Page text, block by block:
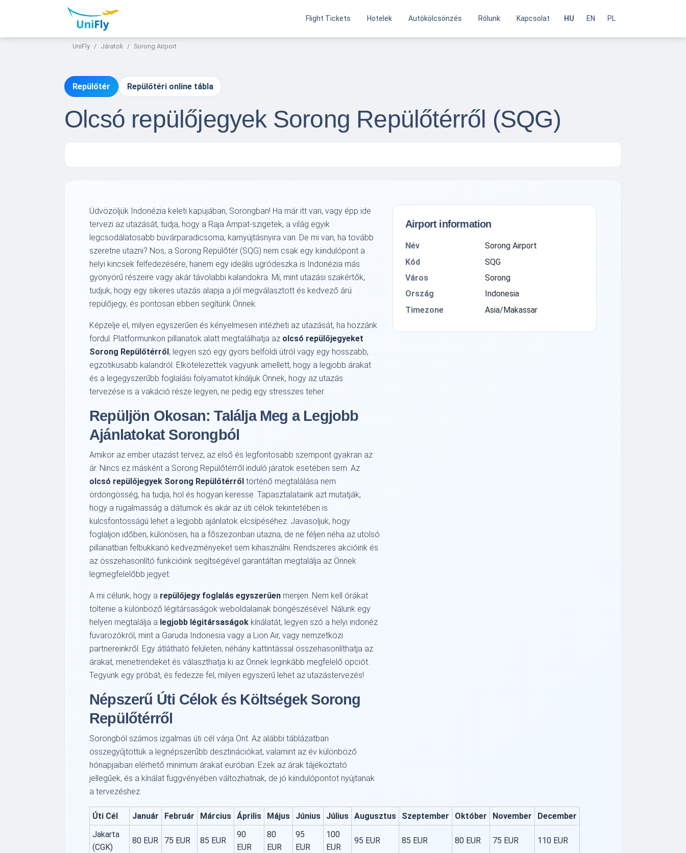
Flight Tickets Hotelek Autókölcsönzés Rólunk Kapcsolat HU EN PL
UniFly Járatok Sorong Airport
Repülőtér Repülőtéri online tábla
Olcsó repülőjegyek Sorong Repülőtérről (SQG)
Üdvözöljük Indonézia keleti kapujában, Sorongban! Ha már itt van, vagy épp ide
tervezi az utazását, tudja, hogy a Raja Ampat-szigetek, a világ egyik
legcsodálatosabb búvárparadicsoma, karnyújtásnyira van. De mi van, ha tovább
szeretne utazni? Nos, a Sorong Repülőtér (SQG) nem csak egy kiindulópont a
helyi kincsek felfedezésére, hanem egy ideális ugródeszka is Indonézia más
gyönyörű részeire vagy akár távolabbi kalandokra. Mi, mint utazási szakértők,
tudjuk, hogy egy sikeres utazás alapja a jól megválasztott és kedvező árú
repülőjegy, és pontosan ebben segítünk Önnek.
Képzelje el, milyen egyszerűen és kényelmesen intézheti az utazását, ha hozzánk
fordul. Platformunkon pillanatok alatt megtalálhatja az olcsó repülőjegyeket
Sorong Repülőtérről , legyen szó egy gyors belföldi útról vagy egy hosszabb,
egzotikusabb kalandról. Elkötelezettek vagyunk amellett, hogy a legjobb árakat
és a legegyszerűbb foglalási folyamatot kínáljuk Önnek, hogy az utazás
tervezése is a vakáció része legyen, ne pedig egy stresszes teher.
Repüljön Okosan: Találja Meg a Legjobb
Ajánlatokat Sorongból
Amikor az ember utazást tervez, az első és legfontosabb szempont gyakran az
ár. Nincs ez másként a Sorong Repülőtérről induló járatok esetében sem. Az
olcsó repülőjegyek Sorong Repülőtérről történő megtalálása nem
ördöngösség, ha tudja, hol és hogyan keresse. Tapasztalataink azt mutatják,
hogy a rugalmasság a dátumok és akár az úti célok tekintetében is
kulcsfontosságú lehet a legjobb ajánlatok elcsípéséhez. Javasoljuk, hogy
foglaljon időben, különösen, ha a főszezonban utazna, de ne féljen néha az utolsó
pillanatban felbukkanó kedvezményeket sem kihasználni. Rendszeres akcióink és
az összehasonlító funkcióink segítségével garantáltan megtalálja az Önnek
legmegfelelőbb jegyet.
A mi célunk, hogy a repülőjegy foglalás egyszerűen menjen. Nem kell órákat
töltenie a különböző légitársaságok weboldalainak böngészésével. Nálunk egy
helyen megtalálja a legjobb légitársaságok kínálatát, legyen szó a helyi indonéz
fuvarozókról, mint a Garuda Indonesia vagy a Lion Air, vagy nemzetközi
partnereinkről. Egy átlátható felületen, néhány kattintással összehasonlíthatja az
árakat, menetrendeket és választhatja ki az Önnek leginkább megfelelő opciót.
Tegyünk egy próbát, és fedezze fel, milyen egyszerű lehet az utazástervezés!
Népszerű Úti Célok és Költségek Sorong
Repülőtérről
Sorongból számos izgalmas úti cél várja Önt. Az alábbi táblázatban
összegyűjtöttük a legnépszerűbb desztinációkat, valamint az év különböző
hónapjaiban elérhető minimum árakat euróban. Ezek az árak tájékoztató
jellegűek, és a kínálat függvényében változhatnak, de jó kiindulópontot nyújtanak
a tervezéshez.
Úti Cél Január Február Március Április Május Június Július Augusztus Szeptember Október November
December
Jakarta
(CGK)
80 EUR 75 EUR 85 EUR
90
EUR
80
EUR
95
EUR
100
EUR
95 EUR 85 EUR 80 EUR 75 EUR 110 EUR
Airport information
Név
Sorong Airport
Kód
SQG
Város
Sorong
Ország
Indonesia
Timezone
Asia/Makassar